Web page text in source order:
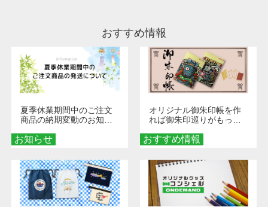
おすすめ情報
お知らせ
夏季休業期間中のご注文
商品の納期変動のお知ら
おすすめ情報
オリジナル御朱印帳を作
れば御朱印巡りがもっと
ダーメイドする魅力と選
び方